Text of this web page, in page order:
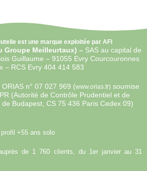
est une marque exploitée par AFI
Groupe Meilleurtaux) – SAS au capital de
Guillaume – 91055 Evry Courcouronnes
– RCS Evry 404 414 583
n° 07 027 969 (www.orias.fr) soumise
(Autorité de Contrôle Prudentiel et de
Budapest, CS 75 436 Paris Cedex 09)
+55 ans solo
de 1 760 clients, du 1er janvier au 31